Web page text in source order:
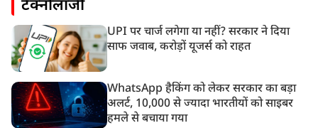
टेक्नोलॉजी
UPI पर चार्ज लगेगा या नहीं? सरकार ने दिया
साफ जवाब, करोड़ों यूजर्स को राहत
WhatsApp हैकिंग को लेकर सरकार का बड़ा
अलर्ट, 10,000 से ज्यादा भारतीयों को साइबर
हमले से बचाया गया